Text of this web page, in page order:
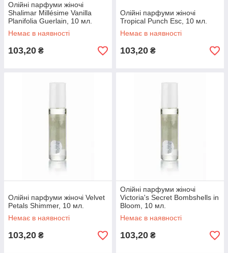
Олійні парфуми жіночі
Shalimar Millésime Vanilla
Planifolia Guerlain, 10 мл.
Немає в наявності
103,20 ₴
Олійні парфуми жіночі
Tropical Punch Esc, 10 мл.
Немає в наявності
103,20 ₴
Олійні парфуми жіночі Velvet
Petals Shimmer, 10 мл.
Немає в наявності
103,20 ₴
Олійні парфуми жіночі
Victoria's Secret Bombshells in
Bloom, 10 мл.
Немає в наявності
103,20 ₴